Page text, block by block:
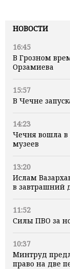
НОВОСТИ
16:45
В Грозном
Орзамиева
15:57
В Чечне
14:23
Чечня вошла в
музеев
13:20
Ислам
в завтрашний
11:52
Силы ПВО за
10:37
Минтруд
право на две